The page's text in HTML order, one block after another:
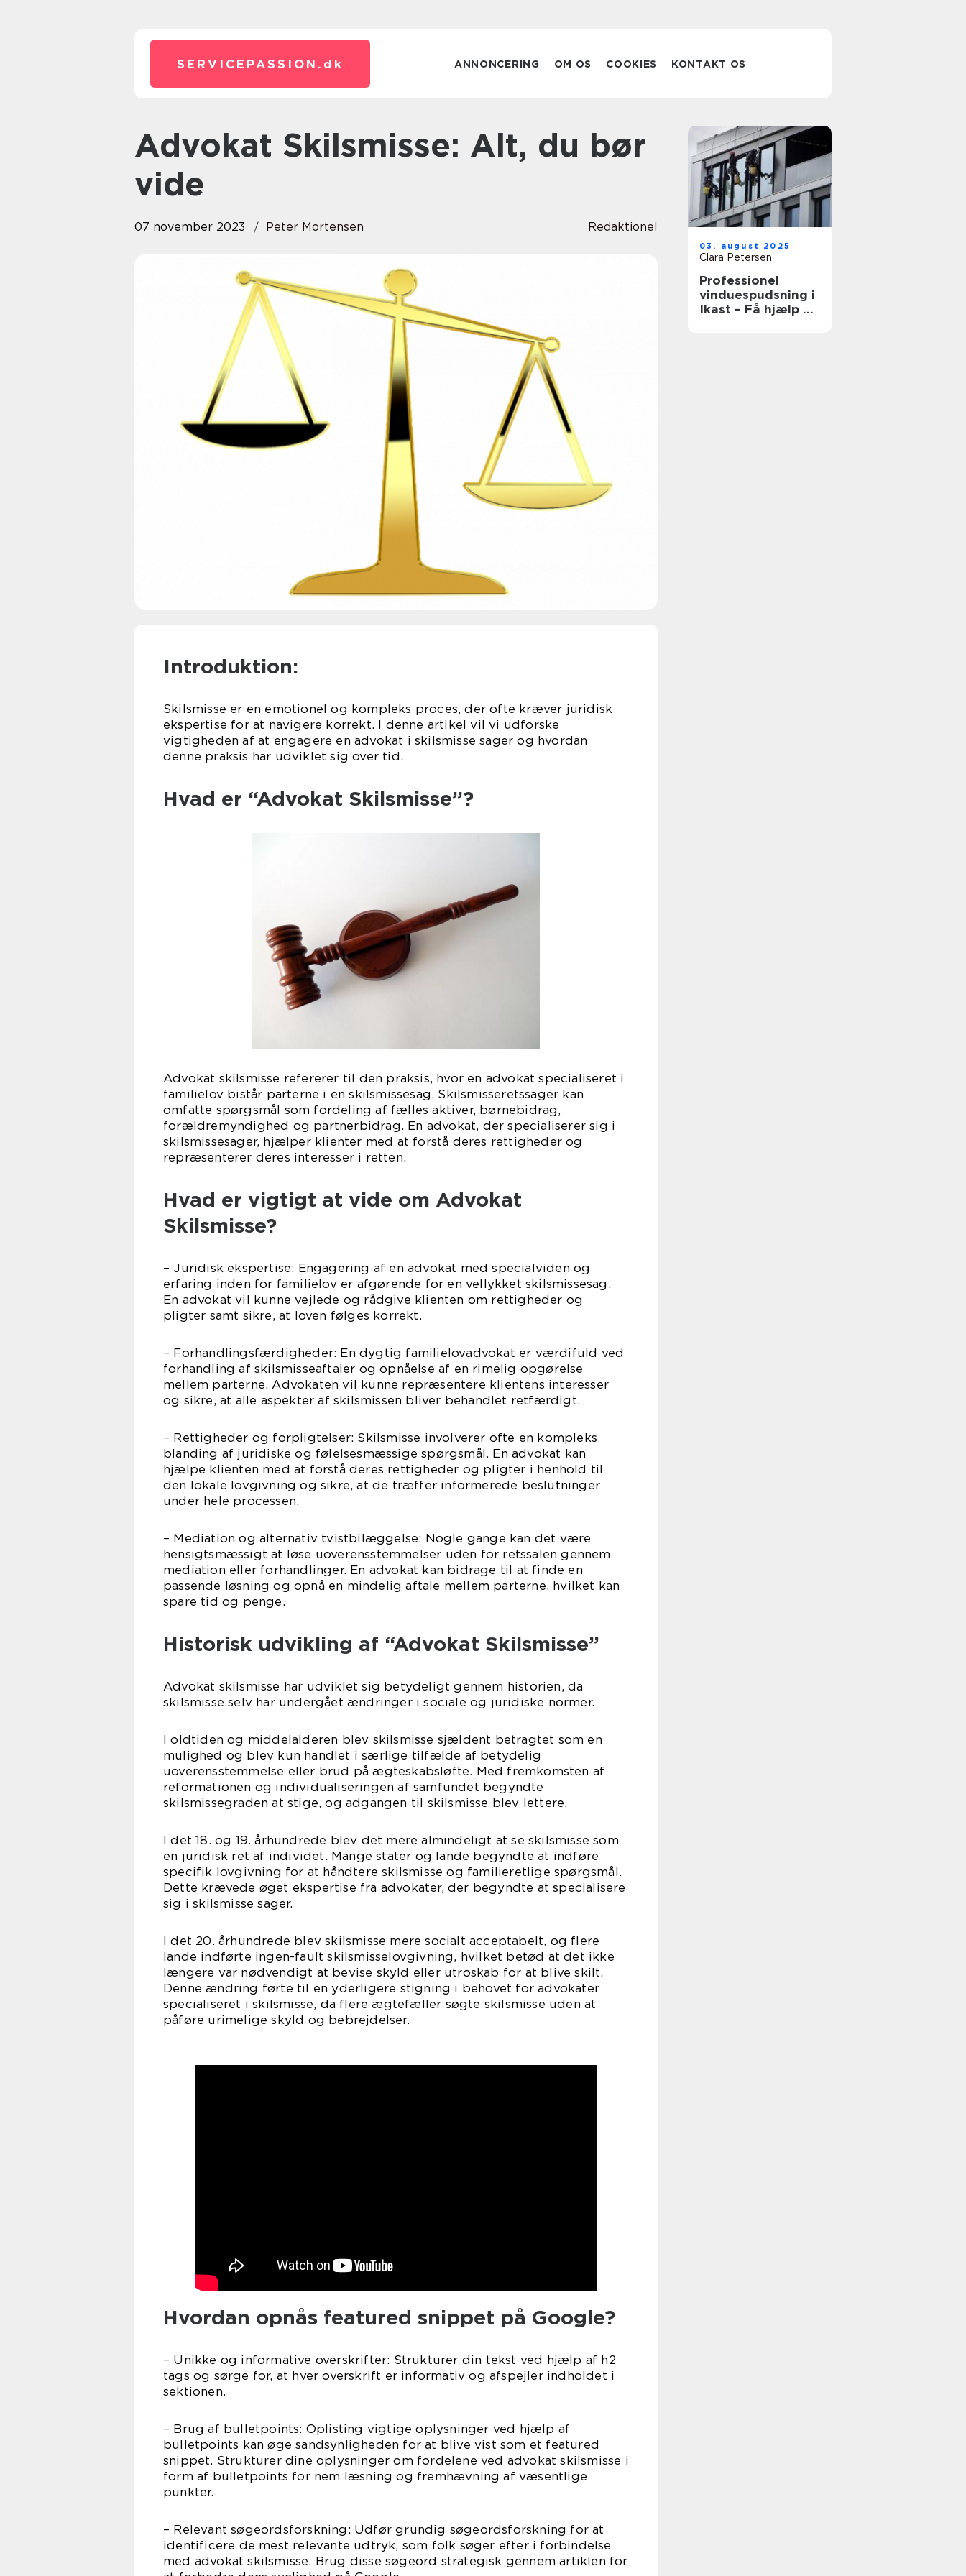
SERVICEPASSION. dk ANNONCERING OM OS COOKIES KONTAKT OS
Advokat Skilsmisse: Alt, du bør
vide
07 november 2023 Peter Mortensen Redaktionel
Introduktion:
Skilsmisse er en emotionel og kompleks proces, der ofte kræver juridisk
ekspertise for at navigere korrekt. I denne artikel vil vi udforske
vigtigheden af at engagere en advokat i skilsmisse sager og hvordan
denne praksis har udviklet sig over tid.
Hvad er “Advokat Skilsmisse”?
Advokat skilsmisse refererer til den praksis, hvor en advokat specialiseret i
familielov bistår parterne i en skilsmissesag. Skilsmisseretssager kan
omfatte spørgsmål som fordeling af fælles aktiver, børnebidrag,
forældremyndighed og partnerbidrag. En advokat, der specialiserer sig i
skilsmissesager, hjælper klienter med at forstå deres rettigheder og
repræsenterer deres interesser i retten.
Hvad er vigtigt at vide om Advokat
Skilsmisse?
– Juridisk ekspertise: Engagering af en advokat med specialviden og
erfaring inden for familielov er afgørende for en vellykket skilsmissesag.
En advokat vil kunne vejlede og rådgive klienten om rettigheder og
pligter samt sikre, at loven følges korrekt.
– Forhandlingsfærdigheder: En dygtig familielovadvokat er værdifuld ved
forhandling af skilsmisseaftaler og opnåelse af en rimelig opgørelse
mellem parterne. Advokaten vil kunne repræsentere klientens interesser
og sikre, at alle aspekter af skilsmissen bliver behandlet retfærdigt.
– Rettigheder og forpligtelser: Skilsmisse involverer ofte en kompleks
blanding af juridiske og følelsesmæssige spørgsmål. En advokat kan
hjælpe klienten med at forstå deres rettigheder og pligter i henhold til
den lokale lovgivning og sikre, at de træffer informerede beslutninger
under hele processen.
– Mediation og alternativ tvistbilæggelse: Nogle gange kan det være
hensigtsmæssigt at løse uoverensstemmelser uden for retssalen gennem
mediation eller forhandlinger. En advokat kan bidrage til at finde en
passende løsning og opnå en mindelig aftale mellem parterne, hvilket kan
spare tid og penge.
Historisk udvikling af “Advokat Skilsmisse”
Advokat skilsmisse har udviklet sig betydeligt gennem historien, da
skilsmisse selv har undergået ændringer i sociale og juridiske normer.
I oldtiden og middelalderen blev skilsmisse sjældent betragtet som en
mulighed og blev kun handlet i særlige tilfælde af betydelig
uoverensstemmelse eller brud på ægteskabsløfte. Med fremkomsten af
reformationen og individualiseringen af samfundet begyndte
skilsmissegraden at stige, og adgangen til skilsmisse blev lettere.
I det 18. og 19. århundrede blev det mere almindeligt at se skilsmisse som
en juridisk ret af individet. Mange stater og lande begyndte at indføre
specifik lovgivning for at håndtere skilsmisse og familieretlige spørgsmål.
Dette krævede øget ekspertise fra advokater, der begyndte at specialisere
sig i skilsmisse sager.
I det 20. århundrede blev skilsmisse mere socialt acceptabelt, og flere
lande indførte ingen-fault skilsmisselovgivning, hvilket betød at det ikke
længere var nødvendigt at bevise skyld eller utroskab for at blive skilt.
Denne ændring førte til en yderligere stigning i behovet for advokater
specialiseret i skilsmisse, da flere ægtefæller søgte skilsmisse uden at
påføre urimelige skyld og bebrejdelser.
Hvordan opnås featured snippet på Google?
– Unikke og informative overskrifter: Strukturer din tekst ved hjælp af h2
tags og sørge for, at hver overskrift er informativ og afspejler indholdet i
sektionen.
– Brug af bulletpoints: Oplisting vigtige oplysninger ved hjælp af
bulletpoints kan øge sandsynligheden for at blive vist som et featured
snippet. Strukturer dine oplysninger om fordelene ved advokat skilsmisse i
form af bulletpoints for nem læsning og fremhævning af væsentlige
punkter.
– Relevant søgeordsforskning: Udfør grundig søgeordsforskning for at
identificere de mest relevante udtryk, som folk søger efter i forbindelse
med advokat skilsmisse. Brug disse søgeord strategisk gennem artiklen for
03. august 2025
Clara Petersen
Professionel
vinduespudsning i
Ikast – Få hjælp af